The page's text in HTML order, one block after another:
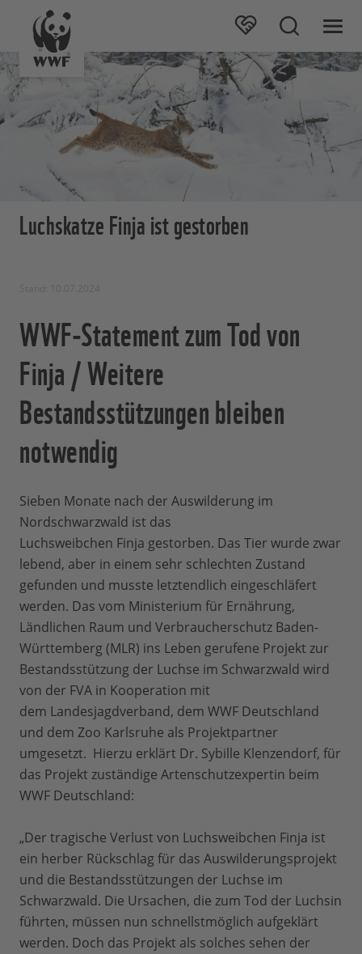
Luchskatze Finja ist gestorben
WWF-Statement zum Tod von
Finja / Weitere
Bestandsstützungen bleiben
notwendig
Sieben Monate nach der Auswilderung im
Nordschwarzwald ist das
Luchsweibchen Finja gestorben. Das Tier wurde zwar
lebend, aber in einem sehr schlechten Zustand
gefunden und musste letztendlich eingeschläfert
werden. Das vom Ministerium für Ernährung,
Ländlichen Raum und Verbraucherschutz Baden-
Württemberg (MLR) ins Leben gerufene Projekt zur
Bestandsstützung der Luchse im Schwarzwald wird
von der FVA in Kooperation mit
dem Landesjagdverband, dem WWF Deutschland
und dem Zoo Karlsruhe als Projektpartner
umgesetzt. Hierzu erklärt Dr. Sybille Klenzendorf, für
das Projekt zuständige Artenschutzexpertin beim
WWF Deutschland:
„Der tragische Verlust von Luchsweibchen Finja ist
ein herber Rückschlag für das Auswilderungsprojekt
und die Bestandsstützungen der Luchse im
Schwarzwald. Die Ursachen, die zum Tod der Luchsin
führten, müssen nun schnellstmöglich aufgeklärt
werden. Doch das Projekt als solches sehen der